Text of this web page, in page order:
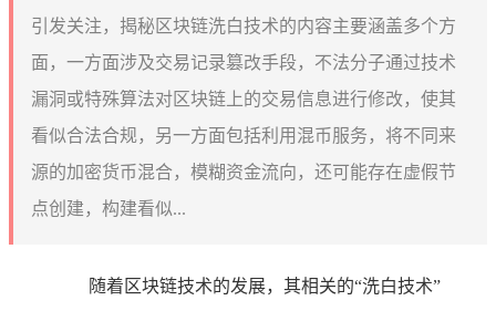
引发关注，揭秘区块链洗白技术的内容主要涵盖多个方
面，一方面涉及交易记录篡改手段，不法分子通过技术
漏洞或特殊算法对区块链上的交易信息进行修改，使其
看似合法合规，另一方面包括利用混币服务，将不同来
源的加密货币混合，模糊资金流向，还可能存在虚假节
点创建，构建看似...
随着区块链技术的发展，其相关的“洗白技术”